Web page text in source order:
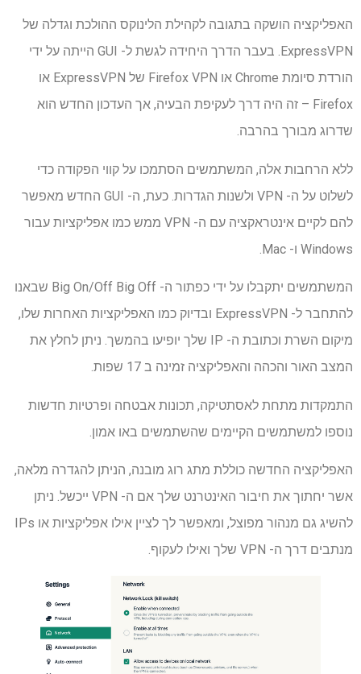
האפליקציה הושקה בתגובה לקהילת הלינוקס ההולכת וגדלה של
ExpressVPN. בעבר הדרך היחידה לגשת ל- GUI הייתה על ידי
הורדת סיומת Chrome או Firefox VPN של ExpressVPN או
Firefox – זה היה דרך לעקיפת הבעיה, אך העדכון החדש הוא
שדרוג מבורך בהרבה.
ללא הרחבות אלה, המשתמשים הסתמכו על קווי הפקודה כדי
לשלוט על ה- VPN ולשנות הגדרות. כעת, ה- GUI החדש מאפשר
להם לקיים אינטראקציה עם ה- VPN ממש כמו אפליקציות עבור
Windows ו- Mac.
המשתמשים יתקבלו על ידי כפתור ה- Big On/Off Big Off שבאנו
להתחבר ל- ExpressVPN ובדיוק כמו האפליקציות האחרות שלו,
מיקום השרת וכתובת ה- IP שלך יופיעו בהמשך. ניתן לחלץ את
המצב האור והכהה והאפליקציה זמינה ב 17 שפות.
התמקדות מתחת לאסתטיקה, תכונות אבטחה ופרטיות חדשות
נוספו למשתמשים הקיימים שהשתמשים באו אמון.
האפליקציה החדשה כוללת מתג רוג מובנה, הניתן להגדרה מלאה,
אשר יחתוך את חיבור האינטרנט שלך אם ה- VPN ייכשל. ניתן
להשיג גם מנהור מפוצל, ומאפשר לך לציין אילו אפליקציות או IPs
מנתבים דרך ה- VPN שלך ואילו לעקוף.